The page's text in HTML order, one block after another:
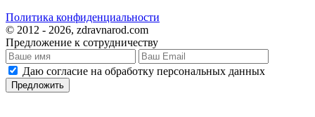
Политика конфиденциальности
© 2012 - 2026, zdravnarod.com
Предложение к сотрудничеству
Даю согласие на обработку персональных данных